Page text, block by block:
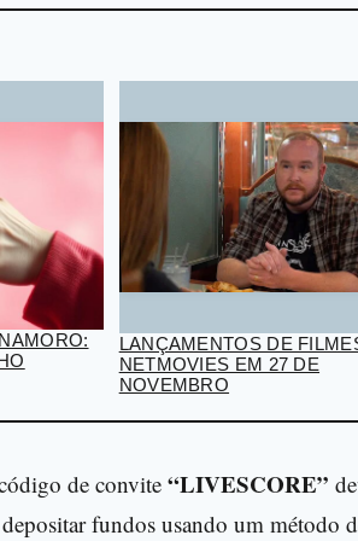
LANÇAMENTOS DE
NETMOVIES EM 27 DE
NOVEMBRO
de convite “LIVESCORE”
depositar fundos usando um método